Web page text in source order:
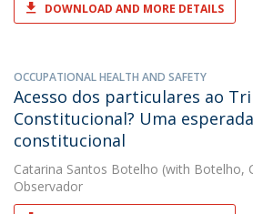
DOWNLOAD AND MORE DETAILS
OCCUPATIONAL HEALTH AND SAFETY
Acesso dos particulares ao
Constitucional? Uma
constitucional
Catarina Santos Botelho (with Botelho,
Observador